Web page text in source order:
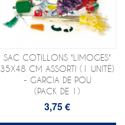
SAC COTILLONS "LIMOGES"
35X48 CM ASSORTI (1 UNITÉ)
- GARCIA DE POU
(PACK DE 1)
3,75 €